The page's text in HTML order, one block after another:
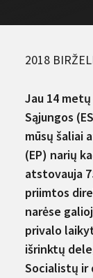
2018
Jau 14
Sąjungos
mūsų šaliai
(EP) narių
atstovauja
priimtos
narėse
privalo
išrinktų
Socialistų ir